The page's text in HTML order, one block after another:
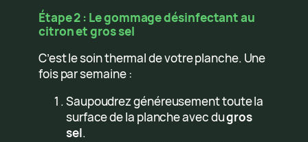
Étape 2 : Le gommage désinfectant au
citron et gros sel
C’est le soin thermal de votre planche. Une
fois par semaine :
Saupoudrez généreusement toute la
surface de la planche avec dugros
sel.